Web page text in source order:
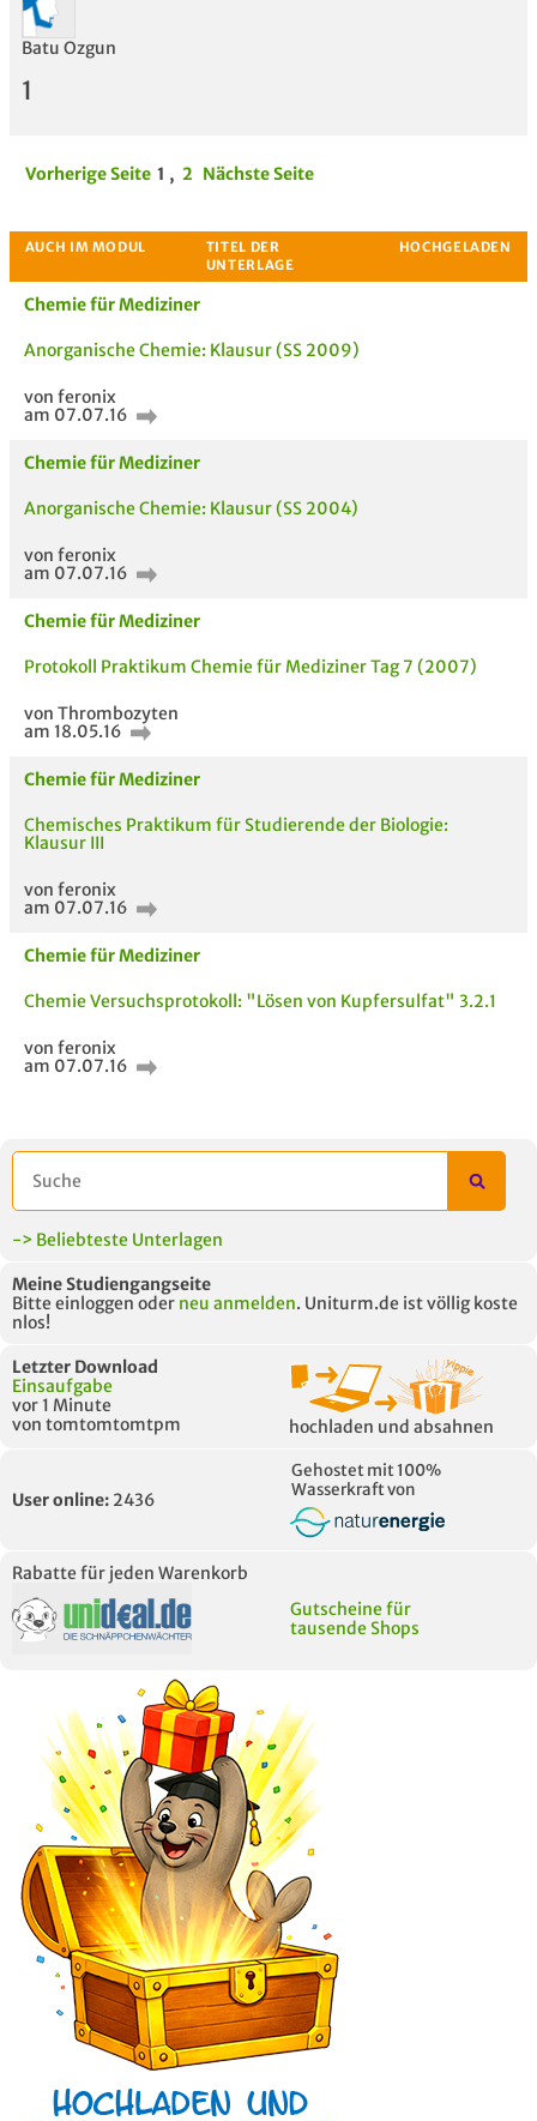
Batu Ozgun
1
Vorherige Seite 1 , 2 Nächste Seite
UNTERLAGE
Chemie für Mediziner
Anorganische Chemie: Klausur (SS 2009)
von feronix
am 07.07.16
Chemie für Mediziner
Anorganische Chemie: Klausur (SS 2004)
von feronix
am 07.07.16
Chemie für Mediziner
Protokoll Praktikum Chemie für Mediziner Tag 7 (2007)
von Thrombozyten
am 18.05.16
Chemie für Mediziner
Chemisches Praktikum für Studierende der Biologie:
Klausur III
von feronix
am 07.07.16
Chemie für Mediziner
Chemie Versuchsprotokoll: "Lösen von Kupfersulfat" 3.2.1
von feronix
am 07.07.16
-> Beliebteste Unterlagen
Meine Studiengangseite
Bitte einloggen oder neu anmelden. Uniturm.de ist völlig koste
nlos!
Letzter Download
Einsaufgabe
vor 1 Minute
von tomtomtomtpm
hochladen und absahnen
User online: 2436
Gehostet mit 100%
Wasserkraft von
Rabatte für jeden Warenkorb
Gutscheine für
tausende Shops